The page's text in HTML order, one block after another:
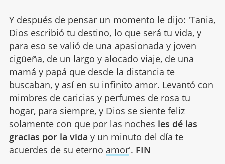
Y después de pensar un momento le dijo: 'Tania,
Dios escribió tu destino, lo que será tu vida, y
para eso se valió de una apasionada y joven
cigüeña, de un largo y alocado viaje, de una
mamá y papá que desde la distancia te
buscaban, y así en su infinito amor. Levantó con
mimbres de caricias y perfumes de rosa tu
hogar, para siempre, y Dios se siente feliz
solamente con que por las noches les dé las
gracias por la vida y un minuto del día te
acuerdes de su eterno amor'. FIN